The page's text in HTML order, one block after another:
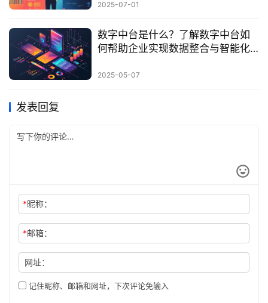
2025-07-01
数字中台是什么？了解数字中台如
何帮助企业实现数据整合与智能化
2025-05-07
发表回复
*昵称：
*邮箱：
网址：
记住昵称、邮箱和网址，下次评论免输入